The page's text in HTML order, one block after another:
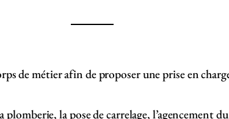
de métier afin de proposer une prise en
plomberie, la pose de carrelage,